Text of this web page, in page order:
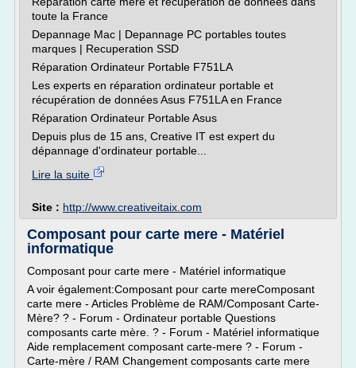
toute la France
Depannage Mac | Depannage PC portables toutes
marques | Recuperation SSD
Réparation Ordinateur Portable F751LA
Les experts en réparation ordinateur portable et
récupération de données Asus F751LA en France
Réparation Ordinateur Portable Asus
Depuis plus de 15 ans, Creative IT est expert du
dépannage d'ordinateur portable...
Lire la suite
Site : http://www.creativeitaix.com
Composant pour carte mere - Matériel
informatique
Composant pour carte mere - Matériel informatique
A voir également:Composant pour carte mereComposant
carte mere - Articles Problème de RAM/Composant Carte-
Mère? ? - Forum - Ordinateur portable Questions
composants carte mère. ? - Forum - Matériel informatique
Aide remplacement composant carte-mere ? - Forum -
Carte-mère / RAM Changement composants carte mere